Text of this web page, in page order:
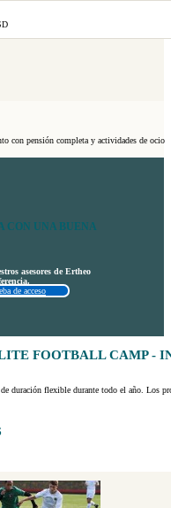
con pensión completa y actividades de ocio
CON UNA BUENA
asesores de Ertheo
de acceso
FOOTBALL CAMP -
duración flexible durante todo el año. Los